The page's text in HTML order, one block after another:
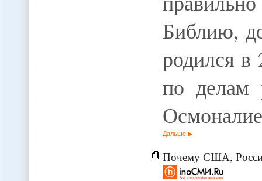
Библию,
родился в
по делам
Дальше
Почему США, Россия и Иран